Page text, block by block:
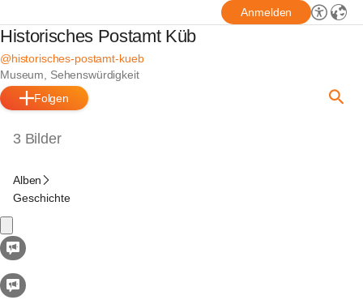
Anmelden
Historisches Postamt Küb
@historisches-postamt-kueb
Museum, Sehenswürdigkeit
Folgen
3 Bilder
Alben
Geschichte